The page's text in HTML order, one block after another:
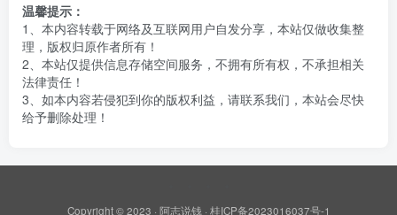
温馨提示：
1、本内容转载于网络及互联网用户自发分享，本站仅做收集整
理，版权归原作者所有！
2、本站仅提供信息存储空间服务，不拥有所有权，不承担相关
法律责任！
3、如本内容若侵犯到你的版权利益，请联系我们，本站会尽快
给予删除处理！
Copyright © 2023 · 阿志说钱 · 桂ICP备2023016037号-1